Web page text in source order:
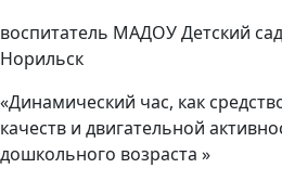
воспитатель МАДОУ Детский
Норильск
«Динамический час, как
качеств и двигательной
дошкольного возраста »